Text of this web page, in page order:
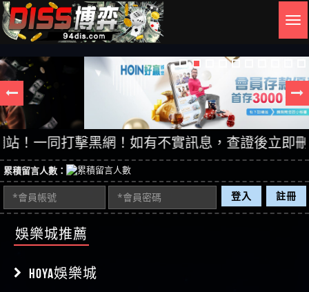
擊黑網！如有不實訊息，查證後立即刪除。【
累積留言人數：
登入 註冊
娛樂城推薦
HOYA娛樂城